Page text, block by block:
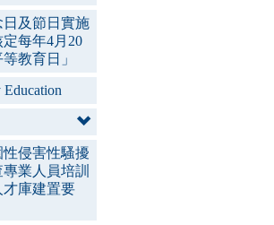
及節日實施
每年4月20
教育日」
性侵害性騷擾
業人員培訓
才庫建置要